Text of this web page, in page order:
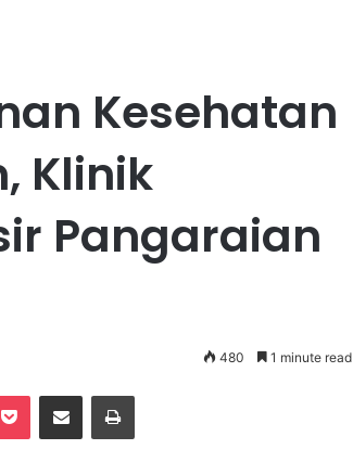
Kesehatan
Klinik
Pangaraian
480 1 minute read
Pocket Share via Email Print